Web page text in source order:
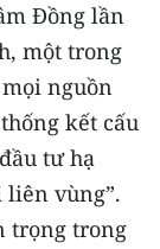
Đồng lần
một trong
nguồn
kết cấu
tư hạ
vùng”.
trọng trong